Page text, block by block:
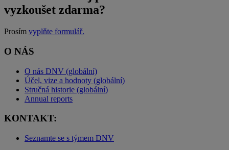
vyzkoušet zdarma?
Prosím vyplňte formulář.
O NÁS
O nás DNV (globální)
Účel, vize a hodnoty (globální)
Stručná historie (globální)
Annual reports
KONTAKT:
Seznamte se s týmem DNV